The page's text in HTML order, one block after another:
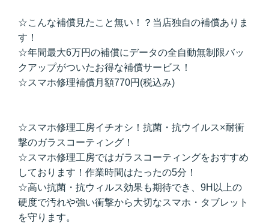
☆こんな補償見たこと無い！？当店独自の補償ありま
す！
☆年間最大6万円の補償にデータの全自動無制限バッ
クアップがついたお得な補償サービス！
☆スマホ修理補償月額770円(税込み)
☆スマホ修理工房イチオシ！抗菌・抗ウイルス×耐衝
撃のガラスコーティング！
☆スマホ修理工房ではガラスコーティングをおすすめ
しております！作業時間はたったの5分！
☆高い抗菌・抗ウィルス効果も期待でき、9H以上の
硬度で汚れや強い衝撃から大切なスマホ・タブレット
を守ります。